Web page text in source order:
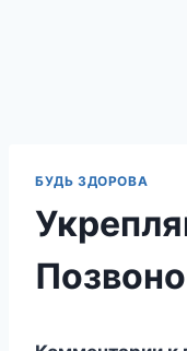
БУДЬ ЗДОРОВА